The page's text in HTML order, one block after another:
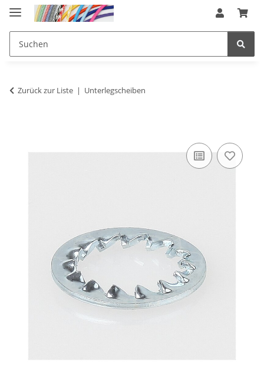
Zurück zur Liste Unterlegscheiben